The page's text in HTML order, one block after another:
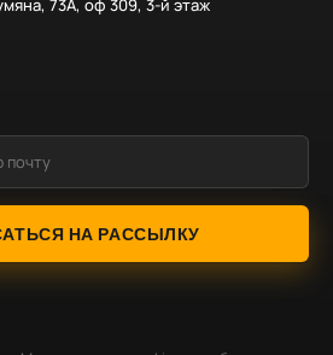
73А, оф 309, 3-й этаж
НА РАССЫЛКУ